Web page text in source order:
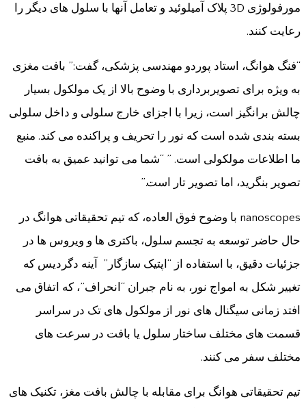
مورفولوژی 3D پلاک آمیلوئید و تعامل آنها با سلول های دیگر را
رعایت کنند.
“فنگ هوانگ، استاد پوردو مهندسی پزشکی، گفت:” بافت مغزی
به ویژه برای تصویربرداری با وضوح بالا از یک مولکول بسیار
چالش برانگیز است، زیرا با اجزای خارج سلولی و داخل سلولی
بسته بندی شده است که نور را تحریف و پراکنده می کند. منبع
ما اطلاعات مولکولی است. ” “شما می توانید عمیق به بافت
تصویر بنگرید، اما تصویر تار است.”
nanoscopes با وضوح فوق العاده، که تیم تحقیقاتی هوانگ در
حال حاضر توسعه به تجسم سلول، باکتری ها و ویروس ها در
جزئیات دقیق، با استفاده از “اپتیک سازگار” آینه دگردیس که
تغییر شکل به امواج نور، به نام جبران “انحراف”، که اتفاق می
افتد زمانی سیگنال های نور از مولکول های تک در سراسر
قسمت های مختلف ساختار سلول یا بافت در سرعت های
مختلف سفر می کنند.
تیم تحقیقاتی هوانگ برای مقابله با چالش بافت مغز، تکنیک های